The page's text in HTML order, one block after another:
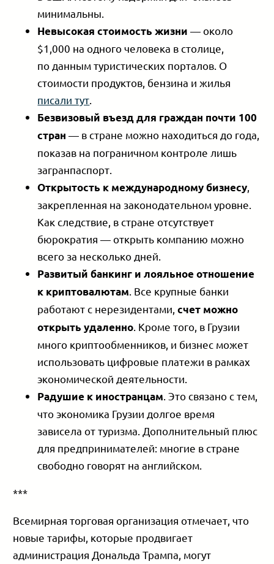
минимальны.
Невысокая стоимость жизни — около
$1,000 на одного человека в столице,
по данным туристических порталов. О
стоимости продуктов, бензина и жилья
писали тут.
Безвизовый въезд для граждан почти 100
стран — в стране можно находиться до года,
показав на пограничном контроле лишь
загранпаспорт.
Открытость к международному бизнесу,
закрепленная на законодательном уровне.
Как следствие, в стране отсутствует
бюрократия — открыть компанию можно
всего за несколько дней.
Развитый банкинг и лояльное отношение
к криптовалютам. Все крупные банки
работают с нерезидентами, счет можно
открыть удаленно. Кроме того, в Грузии
много криптообменников, и бизнес может
использовать цифровые платежи в рамках
экономической деятельности.
Радушие к иностранцам. Это связано с тем,
что экономика Грузии долгое время
зависела от туризма. Дополнительный плюс
для предпринимателей: многие в стране
свободно говорят на английском.
***
Всемирная торговая организация отмечает, что
новые тарифы, которые продвигает
администрация Дональда Трампа, могут